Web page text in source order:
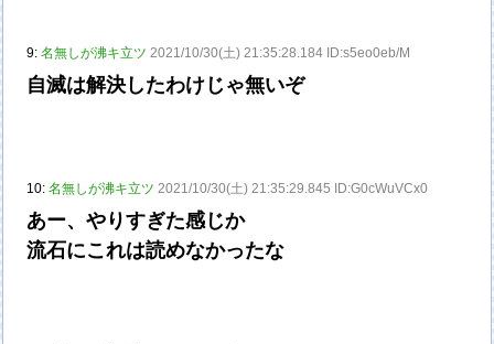
9:名無しが沸キ立ツ 2021/10/30(土) 21:35:28.184 ID:s5eo0eb/M
自滅は解決したわけじゃ無いぞ
10:名無しが沸キ立ツ 2021/10/30(土) 21:35:29.845 ID:G0cWuVCx0
あー、やりすぎた感じか
流石にこれは読めなかったな